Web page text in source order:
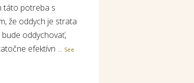
táto potreba s
že oddych je strata
bude oddychovať,
efektívn ... See